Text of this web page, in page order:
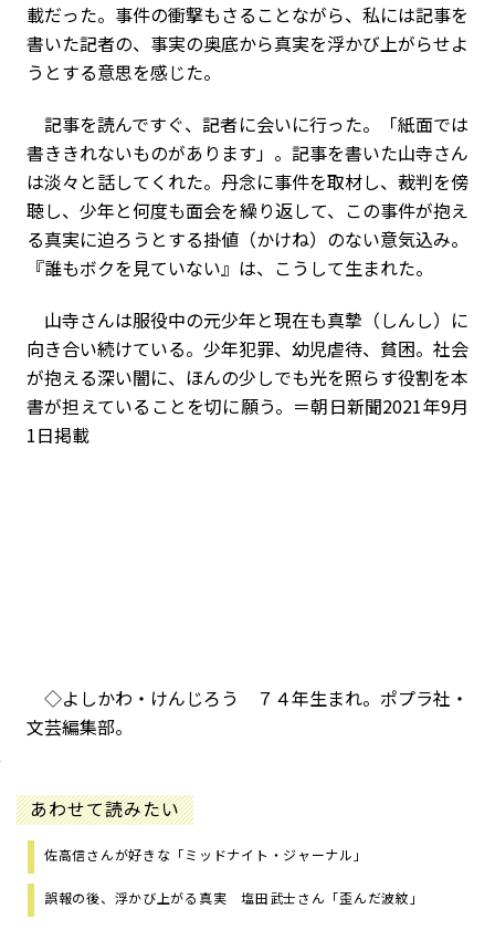
載だった。事件の衝撃もさることながら、私には記事を
書いた記者の、事実の奥底から真実を浮かび上がらせよ
うとする意思を感じた。
記事を読んですぐ、記者に会いに行った。「紙面では
書ききれないものがあります」。記事を書いた山寺さん
は淡々と話してくれた。丹念に事件を取材し、裁判を傍
聴し、少年と何度も面会を繰り返して、この事件が抱え
る真実に迫ろうとする掛値（かけね）のない意気込み。
『誰もボクを見ていない』は、こうして生まれた。
山寺さんは服役中の元少年と現在も真摯（しんし）に
向き合い続けている。少年犯罪、幼児虐待、貧困。社会
が抱える深い闇に、ほんの少しでも光を照らす役割を本
書が担えていることを切に願う。＝朝日新聞2021年9月
1日掲載
◇よしかわ・けんじろう ７４年生まれ。ポプラ社・
文芸編集部。
あわせて読みたい
佐高信さんが好きな「ミッドナイト・ジャーナル」
誤報の後、浮かび上がる真実 塩田武士さん「歪んだ波紋」